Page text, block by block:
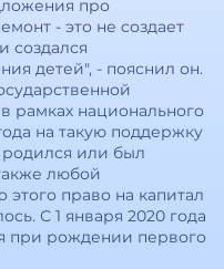
про
- это не создает
создался
детей", - пояснил он.
рамках национального
на такую поддержку
или был
любой
право на капитал
С 1 января 2020 года
при рождении первого